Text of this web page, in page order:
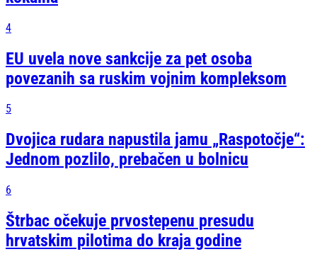
4
EU uvela nove sankcije za pet osoba
povezanih sa ruskim vojnim kompleksom
5
Dvojica rudara napustila jamu „Raspotočje“:
Jednom pozlilo, prebačen u bolnicu
6
Štrbac očekuje prvostepenu presudu
hrvatskim pilotima do kraja godine